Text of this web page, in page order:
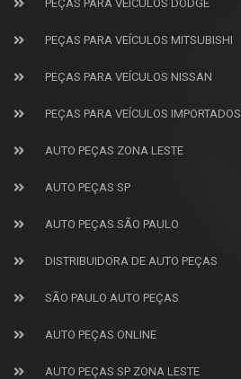
PEÇAS PARA VEÍCULOS DODGE
PEÇAS PARA VEÍCULOS MITSUBISHI
PEÇAS PARA VEÍCULOS NISSAN
PEÇAS PARA VEÍCULOS IMPORTADOS
AUTO PEÇAS ZONA LESTE
AUTO PEÇAS SP
AUTO PEÇAS SÃO PAULO
DISTRIBUIDORA DE AUTO PEÇAS
SÃO PAULO AUTO PEÇAS
AUTO PEÇAS ONLINE
AUTO PEÇAS SP ZONA LESTE